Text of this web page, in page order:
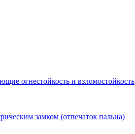
огнестойкость и взломостойкость
замком (отпечаток пальца)